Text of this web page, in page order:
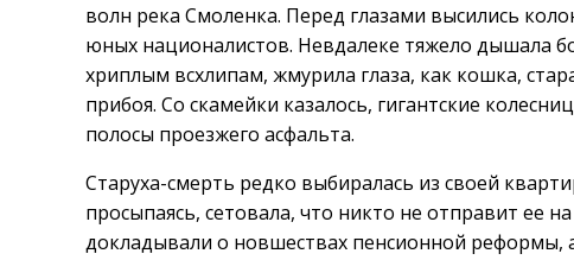
волн река Смоленка. Перед глазами высились
юных националистов. Невдалеке тяжело дышала
хриплым всхлипам, жмурила глаза, как кошка,
прибоя. Со скамейки казалось, гигантские
полосы проезжего асфальта.
Старуха-смерть редко выбиралась из своей
просыпаясь, сетовала, что никто не отправит ее
докладывали о новшествах пенсионной реформы,